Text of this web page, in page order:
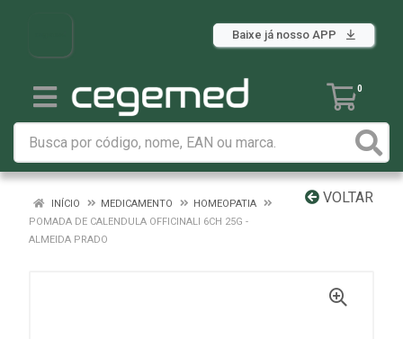
Baixe já nosso APP
0
VOLTAR
INÍCIO MEDICAMENTO
HOMEOPATIA
POMADA DE CALENDULA OFFICINALI 6CH 25G -
ALMEIDA PRADO